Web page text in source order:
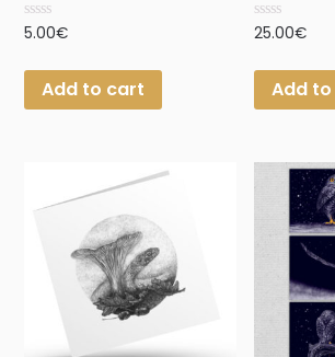
Rated
of
5.00€
Add to cart
Rated
of
25.00€
Add